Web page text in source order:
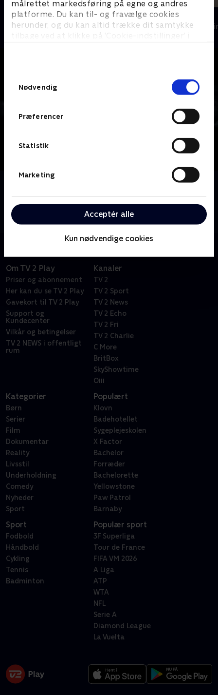
målrettet markedsføring på egne og andres
platforme. Du kan til- og fravælge cookies
herunder, og du kan altid trække dit samtykke
tilbage ved at klikke på ’Cookie-indstillinger’ i
Nødvendig
Præferencer
Statistik
Marketing
Acceptér alle
Kun nødvendige cookies
Top Dog
Krimi & Spænding • 1 sæsoner
The Au Pair
Krimi &
hævntørstige ordenshåndhævere og sultne
dæmoner under deres flugt til Mexico.
Om TV 2 Play
Priser og abonnement
Her kan du se TV 2 Play
Gavekort til TV 2 Play
Support og
Kundecenter
Vilkår og betingelser
TV 2 NEWS i offentligt
rum
Kanaler
TV 2
TV 2 Sport
TV 2 News
TV 2 Echo
TV 2 Fri
TV 2 Charlie
C More
BritBox
SkyShowtime
Oiii
Kategorier
Børn
Serier
Film
Dokumentar
Reality
Livsstil
Underholdning
Comedy
Nyheder
Sport
Populært
Klovn
Badehotellet
Sygeplejeskolen
X Factor
Bachelor
Forræder
Bachelorette
Yellowstone
Paw Patrol
Barnaby
Sport
Fodbold
Håndbold
Cykling
Tennis
Badminton
Populær sport
3F Superliga
Tour de France
FIFA VM 2026
A Liga
ATP
WTA
NFL
Serie A
Diamond League
La Vuelta